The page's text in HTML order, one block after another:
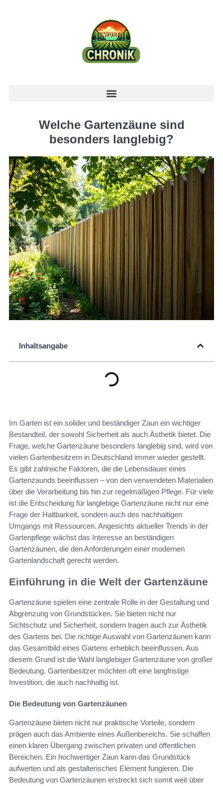
Welche Gartenzäune sind
besonders langlebig?
Inhaltsangabe
Im Garten ist ein solider und beständiger Zaun ein wichtiger
Bestandteil, der sowohl Sicherheit als auch Ästhetik bietet. Die
Frage, welche Gartenzäune besonders langlebig sind, wird von
vielen Gartenbesitzern in Deutschland immer wieder gestellt.
Es gibt zahlreiche Faktoren, die die Lebensdauer eines
Gartenzaunds beeinflussen – von den verwendeten Materialien
über die Verarbeitung bis hin zur regelmäßigen Pflege. Für viele
ist die Entscheidung für langlebige Gartenzäune nicht nur eine
Frage der Haltbarkeit, sondern auch des nachhaltigen
Umgangs mit Ressourcen. Angesichts aktueller Trends in der
Gartenpflege wächst das Interesse an beständigen
Gartenzäunen, die den Anforderungen einer modernen
Gartenlandschaft gerecht werden.
Einführung in die Welt der Gartenzäune
Gartenzäune spielen eine zentrale Rolle in der Gestaltung und
Abgrenzung von Grundstücken. Sie bieten nicht nur
Sichtschutz und Sicherheit, sondern tragen auch zur Ästhetik
des Gartens bei. Die richtige Auswahl von Gartenzäunen kann
das Gesamtbild eines Gartens erheblich beeinflussen. Aus
diesem Grund ist die Wahl langlebiger Gartenzäune von großer
Bedeutung. Gartenbesitzer möchten oft eine langfristige
Investition, die auch nachhaltig ist.
Die Bedeutung von Gartenzäunen
Gartenzäune bieten nicht nur praktische Vorteile, sondern
prägen auch das Ambiente eines Außenbereichs. Sie schaffen
einen klaren Übergang zwischen privaten und öffentlichen
Bereichen. Ein hochwertiger Zaun kann das Grundstück
aufwerten und als gestalterisches Element fungieren. Die
Bedeutung von Gartenzäunen erstreckt sich somit weit über